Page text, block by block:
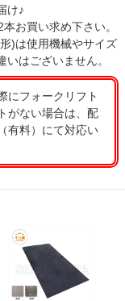
け♪
お買い求め下さい。
)は使用機械やサイズ
はございません。
にフォークリフト
がない場合は、配
有料）にて対応い